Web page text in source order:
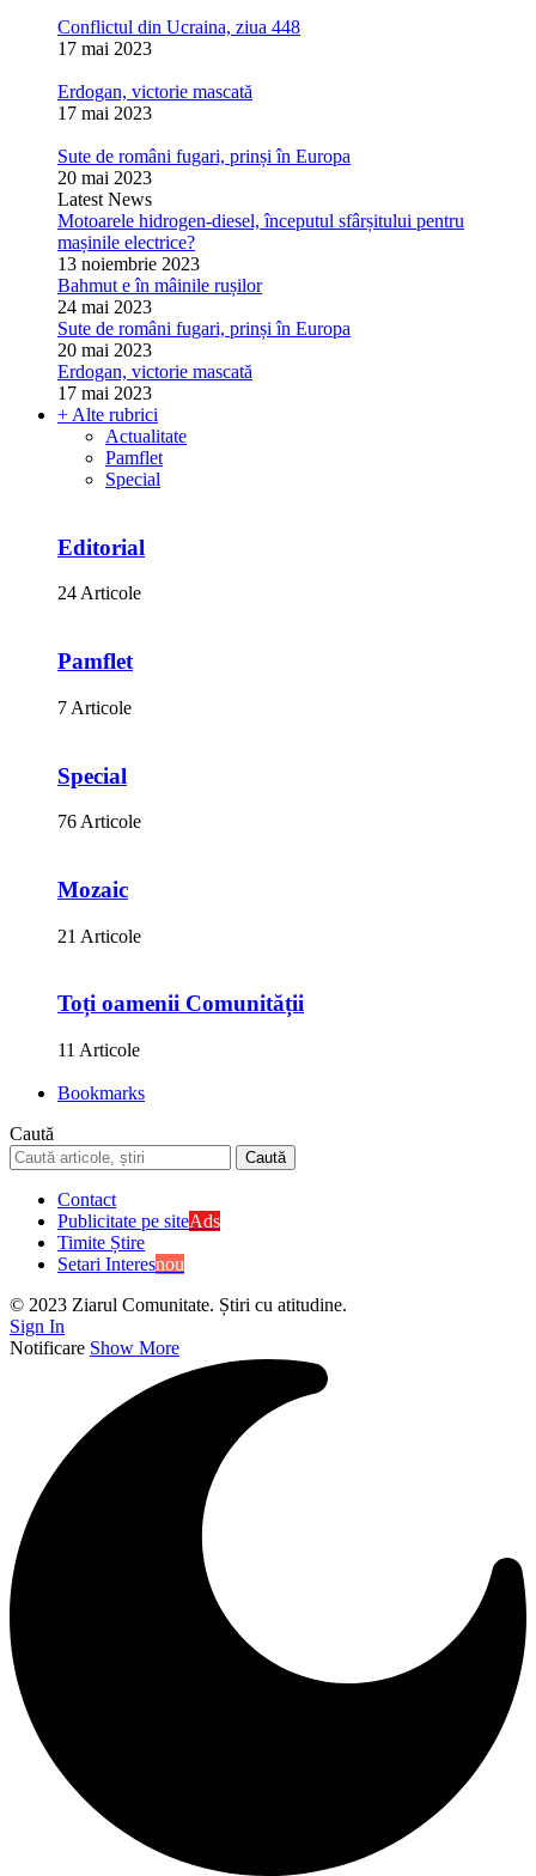
Conflictul din Ucraina, ziua 448
17 mai 2023
Erdogan, victorie mascată
17 mai 2023
Sute de români fugari, prinși în Europa
20 mai 2023
Latest News
Motoarele hidrogen-diesel, începutul sfârșitului pentru
mașinile electrice?
13 noiembrie 2023
Bahmut e în mâinile rușilor
24 mai 2023
Sute de români fugari, prinși în Europa
20 mai 2023
Erdogan, victorie mascată
17 mai 2023
+ Alte rubrici
Actualitate
Pamflet
Special
Editorial
24 Articole
Pamflet
7 Articole
Special
76 Articole
Mozaic
21 Articole
Toți oamenii Comunității
11 Articole
Bookmarks
Caută
Contact
Publicitate pe siteAds
Timite Știre
Setari Interesnou
© 2023 Ziarul Comunitate. Știri cu atitudine.
Sign In
Notificare Show More